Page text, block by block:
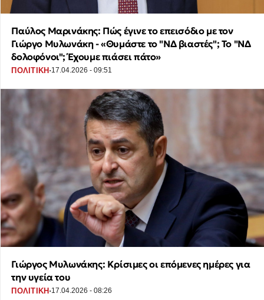
Παύλος Μαρινάκης: Πώς έγινε το επεισόδιο με τον
Γιώργο Μυλωνάκη - «Θυμάστε το "ΝΔ βιαστές"; Το "ΝΔ
δολοφόνοι"; Έχουμε πιάσει πάτο»
ΠΟΛΙΤΙΚΗ·17.04.2026 - 09:51
Γιώργος Μυλωνάκης: Κρίσιμες οι επόμενες ημέρες για
την υγεία του
ΠΟΛΙΤΙΚΗ·17.04.2026 - 08:26